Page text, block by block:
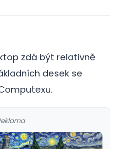
zdá být relativně
desek se